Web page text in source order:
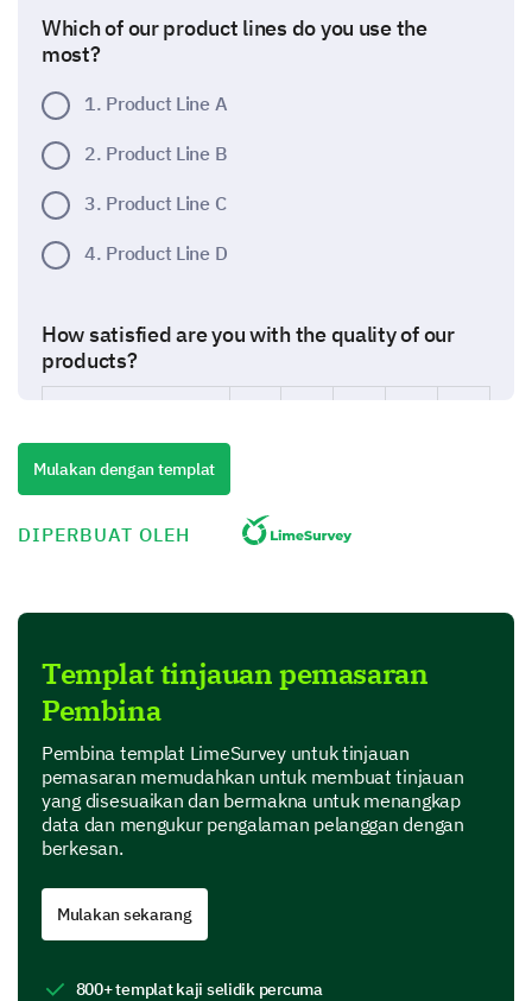
Which of our product lines do you use the
most?
1. Product Line A
2. Product Line B
3. Product Line C
4. Product Line D
How satisfied are you with the quality of our
products?
2. Satisfied
our products? (Select all that apply)
1. Durability
2. Affordability
3. Design
Mulakan dengan templat
DIPERBUAT OLEH
Templat tinjauan pemasaran
Pembina
Pembina templat LimeSurvey untuk tinjauan
pemasaran memudahkan untuk membuat tinjauan
yang disesuaikan dan bermakna untuk menangkap
data dan mengukur pengalaman pelanggan dengan
berkesan.
Mulakan sekarang
800+ templat kaji selidik percuma